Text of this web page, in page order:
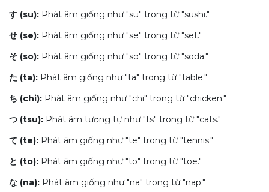
す (su): Phát âm giống như "su" trong từ "sushi."
せ (se): Phát âm giống như "se" trong từ "set."
そ (so): Phát âm giống như "so" trong từ "soda."
た (ta): Phát âm giống như "ta" trong từ "table."
ち (chi): Phát âm giống như "chi" trong từ "chicken."
つ (tsu): Phát âm tương tự như "ts" trong từ "cats."
て (te): Phát âm giống như "te" trong từ "tennis."
と (to): Phát âm giống như "to" trong từ "toe."
な (na): Phát âm giống như "na" trong từ "nap."